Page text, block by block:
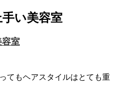
い美容室
容室
てもヘアスタイルはとても重